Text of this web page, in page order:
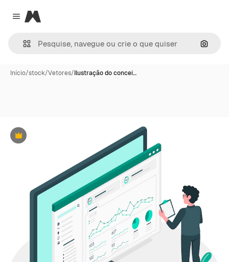
Close menu
Magnific
Início/stock/Vetores/Ilustração do concei…
Premium